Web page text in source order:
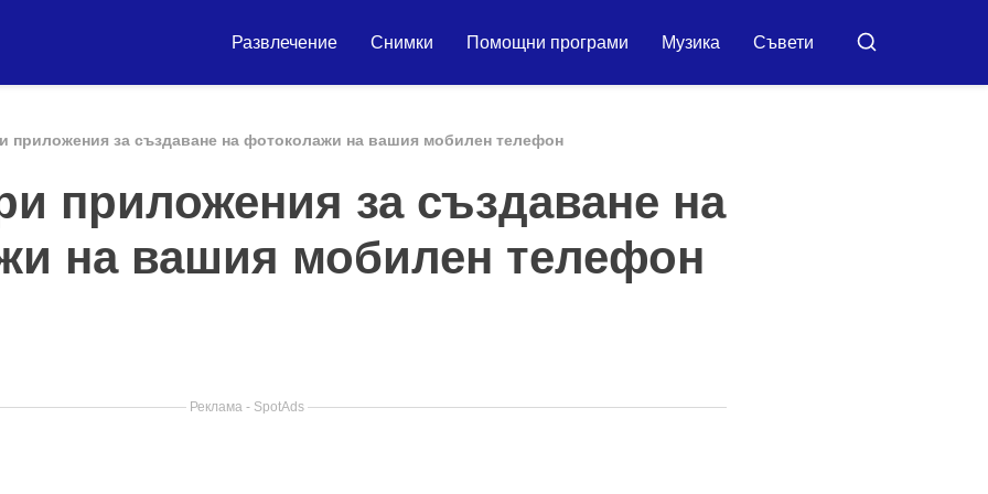
Развлечение Снимки Помощни програми Музика Съвети Търсене
приложения за създаване на фотоколажи на вашия мобилен телефон
приложения за създаване на
на вашия мобилен телефон
Реклама - SpotAds